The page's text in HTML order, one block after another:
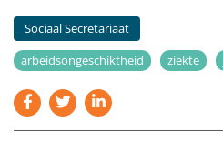
Sociaal Secretariaat
arbeidsongeschiktheid ziekte